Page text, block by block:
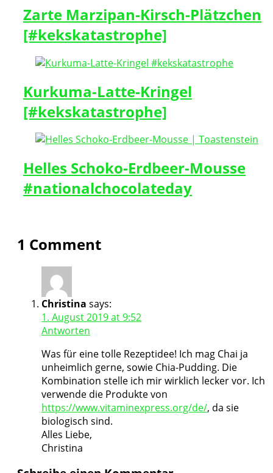
Zarte Marzipan-Kirsch-Plätzchen
[#kekskatastrophe]
Kurkuma-Latte-Kringel
[#kekskatastrophe]
Helles Schoko-Erdbeer-Mousse
#nationalchocolateday
1 Comment
Christina says:
1. August 2019 at 9:52
Antworten
Was für eine tolle Rezeptidee! Ich mag Chai ja
unheimlich gerne, sowie Chia-Pudding. Die
Kombination stelle ich mir wirklich lecker vor. Ich
verwende die Produkte von
https://www.vitaminexpress.org/de/, da sie
biologisch sind.
Alles Liebe,
Christina